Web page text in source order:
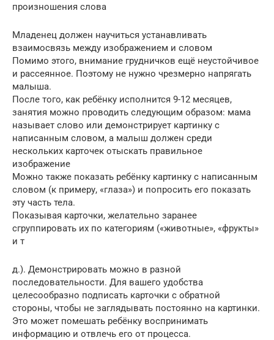
произношения слова
Младенец должен научиться устанавливать
взаимосвязь между изображением и словом
Помимо этого, внимание грудничков ещё неустойчивое
и рассеянное. Поэтому не нужно чрезмерно напрягать
малыша.
После того, как ребёнку исполнится 9-12 месяцев,
занятия можно проводить следующим образом: мама
называет слово или демонстрирует картинку с
написанным словом, а малыш должен среди
нескольких карточек отыскать правильное
изображение
Можно также показать ребёнку картинку с написанным
словом (к примеру, «глаза») и попросить его показать
эту часть тела.
Показывая карточки, желательно заранее
сгруппировать их по категориям («животные», «фрукты»
и т
д.). Демонстрировать можно в разной
последовательности. Для вашего удобства
целесообразно подписать карточки с обратной
стороны, чтобы не заглядывать постоянно на картинки.
Это может помешать ребёнку воспринимать
информацию и отвлечь его от процесса.